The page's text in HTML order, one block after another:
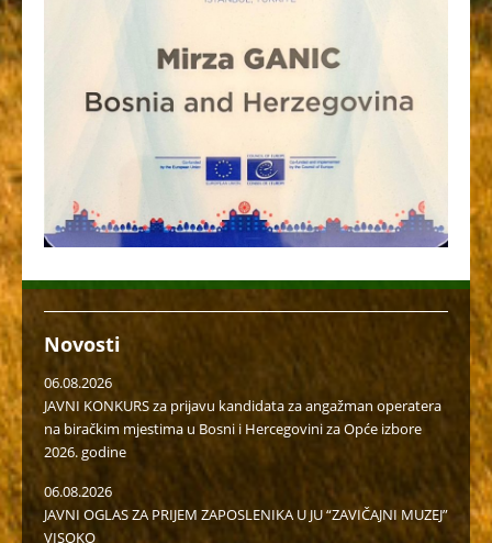
Novosti
06.08.2026
JAVNI KONKURS za prijavu kandidata za angažman operatera
na biračkim mjestima u Bosni i Hercegovini za Opće izbore
2026. godine
06.08.2026
JAVNI OGLAS ZA PRIJEM ZAPOSLENIKA U JU “ZAVIČAJNI MUZEJ”
VISOKO